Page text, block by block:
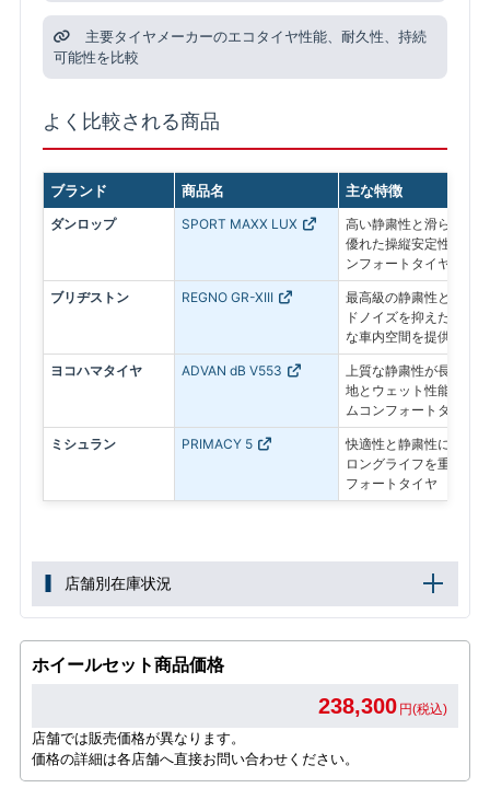
主要タイヤメーカーのエコタイヤ性能、耐久性、持続
可能性を比較
よく比較される商品
ブランド 商品名 主な特徴
ダンロップ SPORT MAXX LUX
高い静粛性と滑らかな
優れた操縦安定性を備
ンフォートタイヤ
ブリヂストン REGNO GR-XIII
最高級の静粛性と乗り
ドノイズを抑えた静か
な車内空間を提供
ヨコハマタイヤ ADVAN dB V553
上質な静粛性が長く続
地とウェット性能にも
ムコンフォートタイヤ
ミシュラン PRIMACY 5
快適性と静粛性に加え
ロングライフを重視し
フォートタイヤ
店舗別在庫状況
ホイールセット商品価格
238,300 円(税込)
店舗では販売価格が異なります。
価格の詳細は各店舗へ直接お問い合わせください。